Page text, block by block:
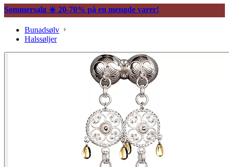
Sommersalg ☀️ 20-70% på en mengde varer!
Bunadsølv
Halssøljer